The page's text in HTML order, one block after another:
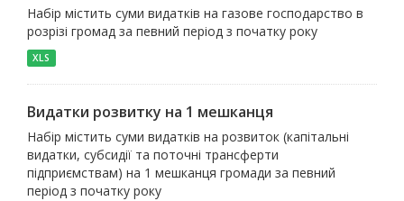
Набір містить суми видатків на газове господарство в
розрізі громад за певний період з початку року
XLS
Видатки розвитку на 1 мешканця
Набір містить суми видатків на розвиток (капітальні
видатки, субсидії та поточні трансферти
підприємствам) на 1 мешканця громади за певний
період з початку року